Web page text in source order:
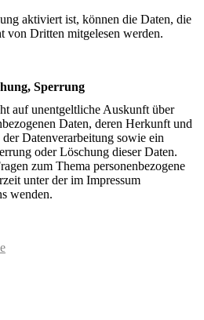
aktiviert ist, können die Daten, die
von Dritten mitgelesen werden.
Sperrung
auf unentgeltliche Auskunft über
Daten, deren Herkunft und
Datenverarbeitung sowie ein
oder Löschung dieser Daten.
zum Thema personenbezogene
unter der im Impressum
wenden.